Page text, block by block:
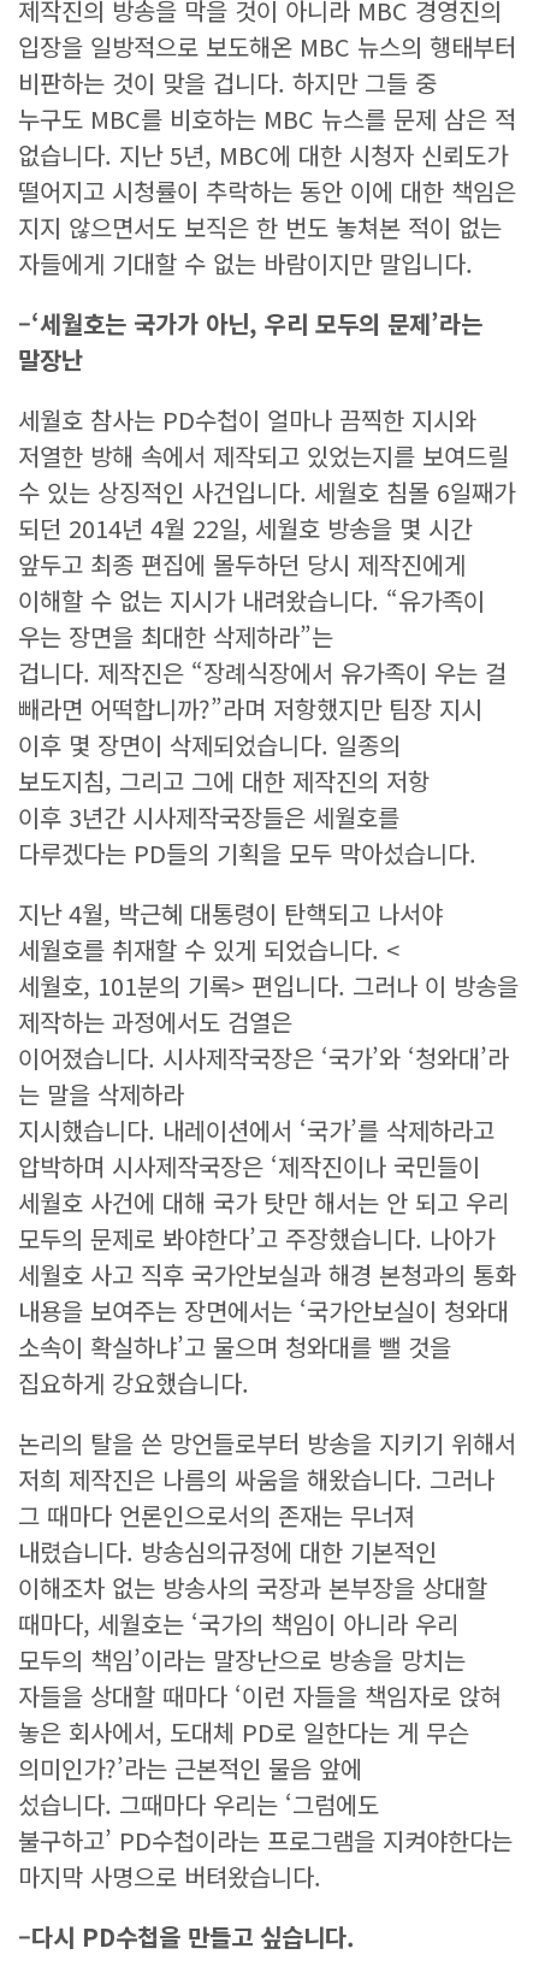
제작진의 방송을 막을 것이 아니라 MBC 경영진의
입장을 일방적으로 보도해온 MBC 뉴스의 행태부터
비판하는 것이 맞을 겁니다. 하지만 그들 중
누구도 MBC를 비호하는 MBC 뉴스를 문제 삼은 적
없습니다. 지난 5년, MBC에 대한 시청자 신뢰도가
떨어지고 시청률이 추락하는 동안 이에 대한 책임은
지지 않으면서도 보직은 한 번도 놓쳐본 적이 없는
자들에게 기대할 수 없는 바람이지만 말입니다.
–‘세월호는 국가가 아닌, 우리 모두의 문제’라는
말장난
세월호 참사는 PD수첩이 얼마나 끔찍한 지시와
저열한 방해 속에서 제작되고 있었는지를 보여드릴
수 있는 상징적인 사건입니다. 세월호 침몰 6일째가
되던 2014년 4월 22일, 세월호 방송을 몇 시간
앞두고 최종 편집에 몰두하던 당시 제작진에게
이해할 수 없는 지시가 내려왔습니다. “유가족이
우는 장면을 최대한 삭제하라”는
겁니다. 제작진은 “장례식장에서 유가족이 우는 걸
빼라면 어떡합니까?”라며 저항했지만 팀장 지시
이후 몇 장면이 삭제되었습니다. 일종의
보도지침, 그리고 그에 대한 제작진의 저항
이후 3년간 시사제작국장들은 세월호를
다루겠다는 PD들의 기획을 모두 막아섰습니다.
지난 4월, 박근혜 대통령이 탄핵되고 나서야
세월호를 취재할 수 있게 되었습니다. <
세월호, 101분의 기록> 편입니다. 그러나 이 방송을
제작하는 과정에서도 검열은
이어졌습니다. 시사제작국장은 ‘국가’와 ‘청와대’라
는 말을 삭제하라
지시했습니다. 내레이션에서 ‘국가’를 삭제하라고
압박하며 시사제작국장은 ‘제작진이나 국민들이
세월호 사건에 대해 국가 탓만 해서는 안 되고 우리
모두의 문제로 봐야한다’고 주장했습니다. 나아가
세월호 사고 직후 국가안보실과 해경 본청과의 통화
내용을 보여주는 장면에서는 ‘국가안보실이 청와대
소속이 확실하냐’고 물으며 청와대를 뺄 것을
집요하게 강요했습니다.
논리의 탈을 쓴 망언들로부터 방송을 지키기 위해서
저희 제작진은 나름의 싸움을 해왔습니다. 그러나
그 때마다 언론인으로서의 존재는 무너져
내렸습니다. 방송심의규정에 대한 기본적인
이해조차 없는 방송사의 국장과 본부장을 상대할
때마다, 세월호는 ‘국가의 책임이 아니라 우리
모두의 책임’이라는 말장난으로 방송을 망치는
자들을 상대할 때마다 ‘이런 자들을 책임자로 앉혀
놓은 회사에서, 도대체 PD로 일한다는 게 무슨
의미인가?’라는 근본적인 물음 앞에
섰습니다. 그때마다 우리는 ‘그럼에도
불구하고’ PD수첩이라는 프로그램을 지켜야한다는
마지막 사명으로 버텨왔습니다.
–다시 PD수첩을 만들고 싶습니다.